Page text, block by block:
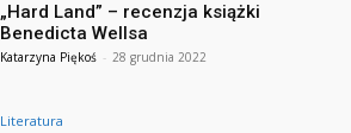
„Hard Land” – recenzja książki
Benedicta Wellsa
Katarzyna Piękoś - 28 grudnia 2022
Literatura